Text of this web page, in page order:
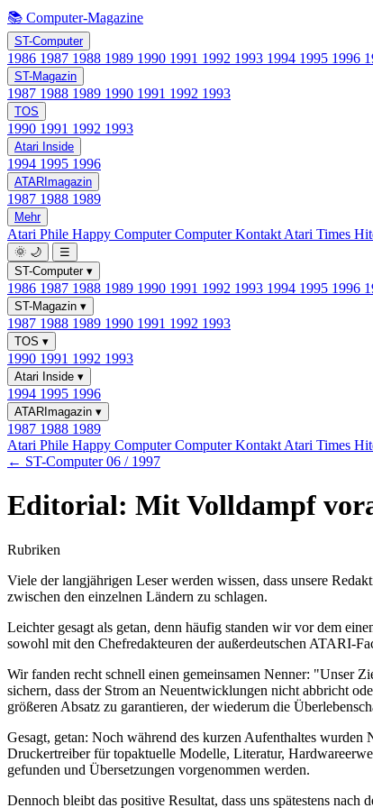
📚 Computer-Magazine
ST-Computer
1986 1987 1988 1989 1990 1991 1992 1993 1994 1995 1996
ST-Magazin
1987 1988 1989 1990 1991 1992 1993
TOS
1990 1991 1992 1993
Atari Inside
1994 1995 1996
ATARImagazin
1987 1988 1989
Mehr
Atari Phile Happy ComputerComputer Kontakt Atari Times
🌞 🌙
☰
ST-Computer ▾
1986 1987 1988 1989 1990 1991 1992 1993 1994 1995 1996
ST-Magazin ▾
1987 1988 1989 1990 1991 1992 1993
TOS ▾
1990 1991 1992 1993
Atari Inside ▾
1994 1995 1996
ATARImagazin ▾
1987 1988 1989
Atari Phile Happy ComputerComputer Kontakt Atari Times
← ST-Computer 06 / 1997
Editorial: Mit Volldampf
Rubriken
Viele der langjährigen Leser werden wissen, dass unsere
zwischen den einzelnen Ländern zu schlagen.
Leichter gesagt als getan, denn häufig standen wir vor dem
sowohl mit den Chefredakteuren der außerdeutschen ATARI-
Wir fanden recht schnell einen gemeinsamen Nenner: "Unser
sichern, dass der Strom an Neuentwicklungen nicht abbricht
größeren Absatz zu garantieren, der wiederum die
Gesagt, getan: Noch während des kurzen Aufenthaltes
Druckertreiber für topaktuelle Modelle, Literatur,
gefunden und Übersetzungen vorgenommen werden.
Dennoch bleibt das positive Resultat, dass uns spätestens